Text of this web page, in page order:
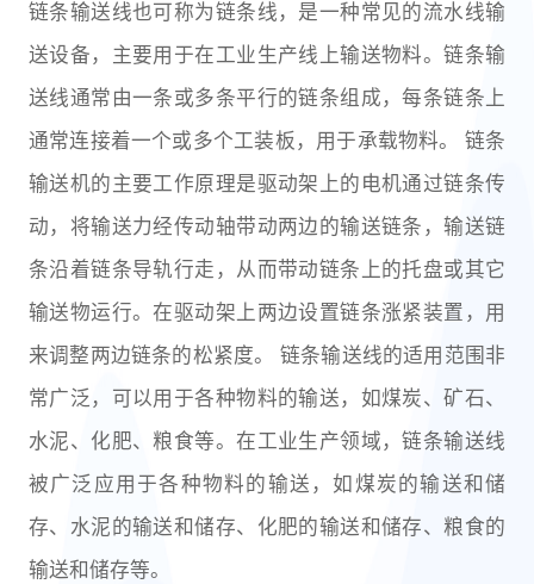
链条输送线也可称为链条线，是一种常见的流水线输
送设备，主要用于在工业生产线上输送物料。链条输
送线通常由一条或多条平行的链条组成，每条链条上
通常连接着一个或多个工装板，用于承载物料。 链条
输送机的主要工作原理是驱动架上的电机通过链条传
动，将输送力经传动轴带动两边的输送链条，输送链
条沿着链条导轨行走，从而带动链条上的托盘或其它
输送物运行。在驱动架上两边设置链条涨紧装置，用
来调整两边链条的松紧度。 链条输送线的适用范围非
常广泛，可以用于各种物料的输送，如煤炭、矿石、
水泥、化肥、粮食等。在工业生产领域，链条输送线
被广泛应用于各种物料的输送，如煤炭的输送和储
存、水泥的输送和储存、化肥的输送和储存、粮食的
输送和储存等。